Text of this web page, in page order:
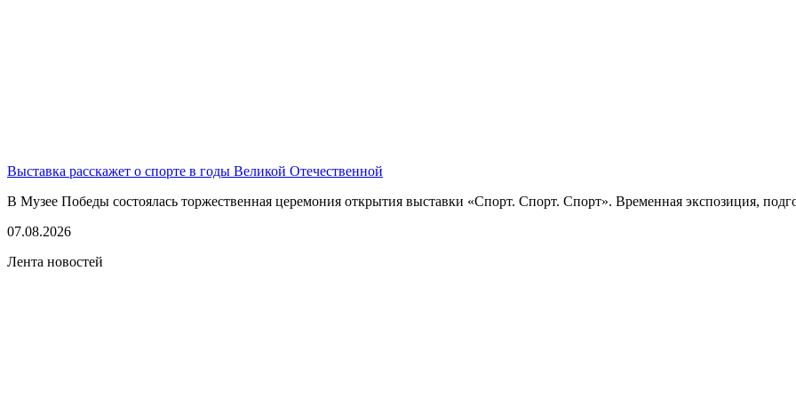
Выставка расскажет о спорте в годы Великой Отечественной
В Музее Победы состоялась торжественная церемония открытия выставки «Спорт. Спорт. Спорт». Временная экспозиция,
07.08.2026
Лента новостей